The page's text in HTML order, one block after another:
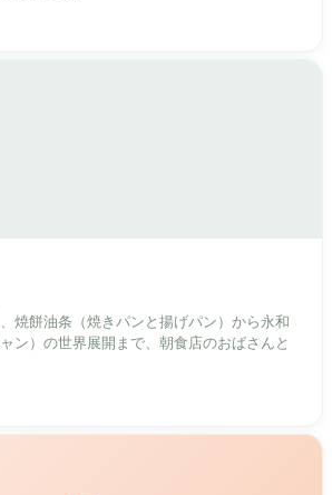
焼餅油条（焼きパンと揚げパン）から永和
ン）の世界展開まで、朝食店のおばさんと